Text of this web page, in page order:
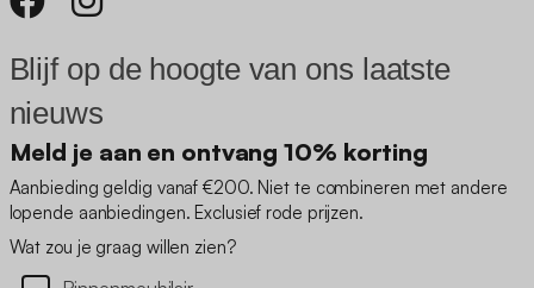
Blijf op de hoogte van ons laatste
nieuws
Meld je aan en ontvang 10% korting
Aanbieding geldig vanaf €200. Niet te combineren met andere
lopende aanbiedingen. Exclusief rode prijzen.
Wat zou je graag willen zien?